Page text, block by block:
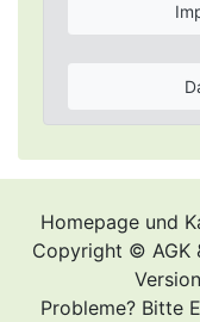
Homepage und
Copyright © AGK
Probleme? Bitte